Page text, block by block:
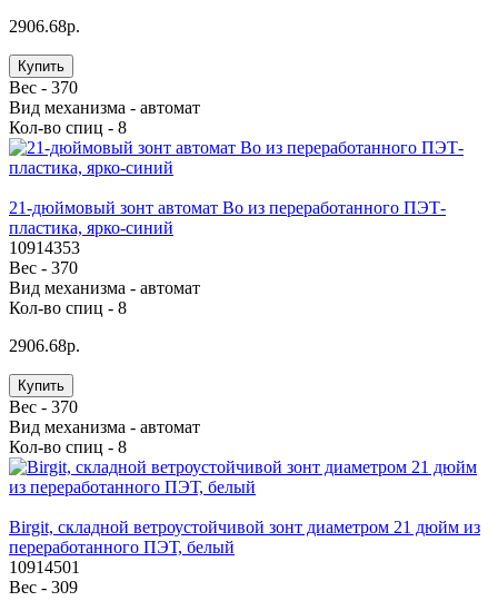
2906.68р.
Купить
Вес - 370
Вид механизма - автомат
Кол-во спиц - 8
21-дюймовый зонт автомат Bo из переработанного ПЭТ-
пластика, ярко-синий
10914353
Вес - 370
Вид механизма - автомат
Кол-во спиц - 8
2906.68р.
Купить
Вес - 370
Вид механизма - автомат
Кол-во спиц - 8
Birgit, складной ветроустойчивой зонт диаметром 21 дюйм из
переработанного ПЭТ, белый
10914501
Вес - 309